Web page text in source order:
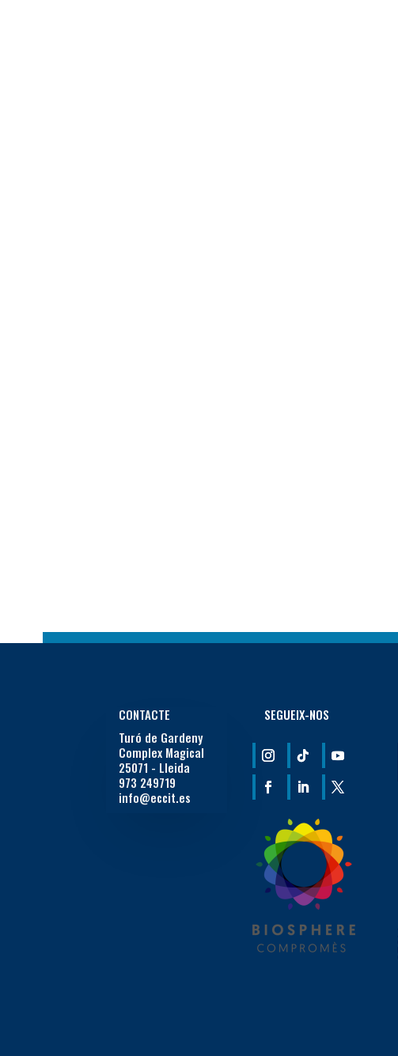
CONTACTE
Turó de Gardeny
Complex Magical
25071 - Lleida
973 249719
info@eccit.es
SEGUEIX-NOS